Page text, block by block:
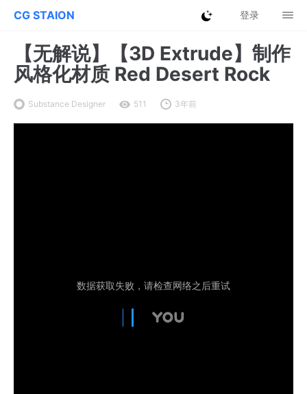
CG STAION 登录
【无解说】【3D Extrude】制作
风格化材质 Red Desert Rock
Substance Designer 511 3年前